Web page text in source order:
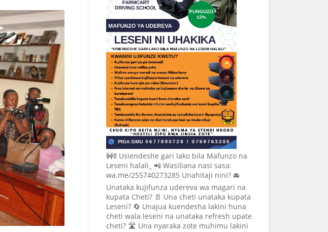
🚧🚦 Usiendeshe gari lako bila Mafunzo na
Leseni halali_ 📲 Wasiliana nasi sasa:
wa.me/255740273285 Unahitaji nini? 🚘
Unataka kujifunza udereva wa magari na
kupata Cheti? 📄 Una cheti unataka kupata
Leseni? 🔄 Unajua kuendesha lakini huna
cheti wala leseni na unataka refresh upate
cheti? 🛣️ Una nyaraka zote muhimu lakini